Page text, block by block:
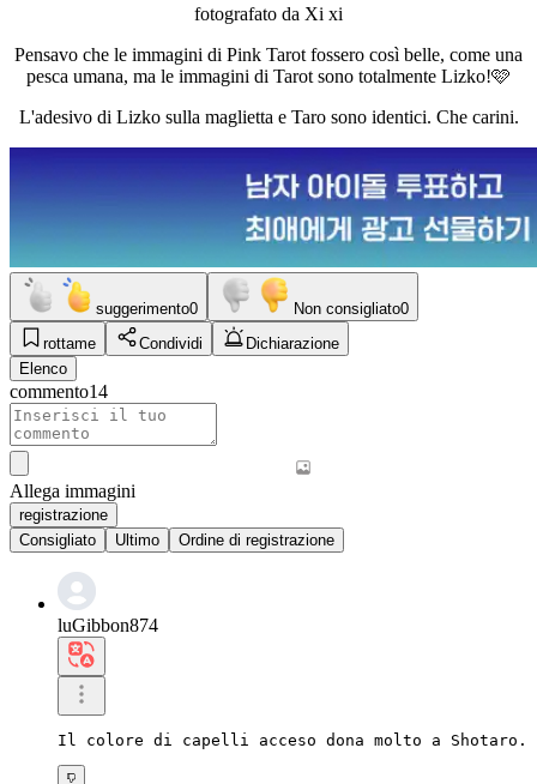
fotografato da Xi xi
Pensavo che le immagini di Pink Tarot fossero così belle, come una
pesca umana, ma le immagini di Tarot sono totalmente Lizko!🩷
L'adesivo di Lizko sulla maglietta e Taro sono identici. Che carini.
suggerimento0 Non consigliato0
rottame
Condividi
Dichiarazione
Elenco
commento14
Allega immagini
registrazione
Consigliato
Ultimo Ordine di registrazione
luGibbon874
Il colore di capelli acceso dona molto a Shotaro.